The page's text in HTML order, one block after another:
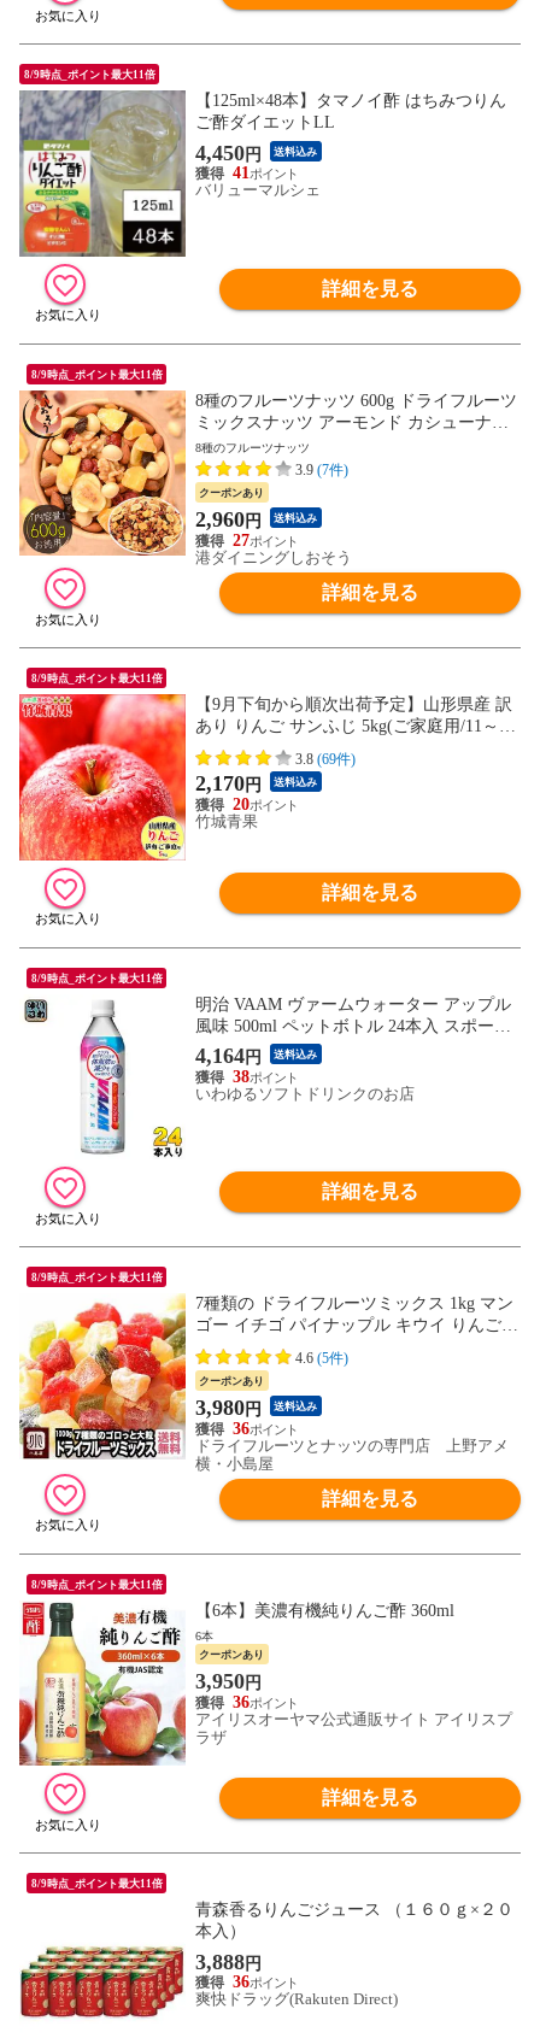
8/9時点_ポイント最大11倍
【125ml×48本】タマノイ酢 はちみつりん
ご酢ダイエットLL
4,450円 送料込み
41
バリューマルシェ
詳細を見る
8/9時点_ポイント最大11倍
8種のフルーツナッツ 600g ドライフルーツ
ミックスナッツ アーモンド カシューナッ
ツ くるみ マカダミアナッツ バナナチップ
ス クランベリー レーズン りんご ナッツ
フルーツ 食塩不使用
8種のフルーツナッツ
3.9 (7件)
クーポンあり
2,960円 送料込み
27
港ダイニングしおそう
詳細を見る
8/9時点_ポイント最大11倍
【9月下旬から順次出荷予定】山形県産 訳
あり りんご サンふじ 5kg(ご家庭用/11～23
玉入り/生食可)※日時指定はメールで※
3.8 (69件)
2,170円 送料込み
20
竹城青果
詳細を見る
8/9時点_ポイント最大11倍
明治 VAAM ヴァームウォーター アップル
風味 500ml ペットボトル 24本入 スポーツ
ドリンク 熱中症対策 特定保健用食品
4,164円 送料込み
38
いわゆるソフトドリンクのお店
詳細を見る
8/9時点_ポイント最大11倍
7種類の ドライフルーツミックス 1kg マン
ゴー イチゴ パイナップル キウイ りんご
パパイヤ メロン ミックスドライフルーツ
ヨーグルト におすすめドライフルーツ ミ
ックス ドライフルーツ 専門店 送料無料 上
野 アメ横 dryfruits
4.6 (5件)
クーポンあり
3,980円 送料込み
36
ドライフルーツとナッツの専門店 上野アメ
横・小島屋
詳細を見る
8/9時点_ポイント最大11倍
【6本】美濃有機純りんご酢 360ml
6本
クーポンあり
3,950円
36
アイリスオーヤマ公式通販サイト アイリスプ
ラザ
詳細を見る
8/9時点_ポイント最大11倍
青森香るりんごジュース （１６０ｇ×２０
本入）
3,888円
36
爽快ドラッグ(Rakuten Direct)